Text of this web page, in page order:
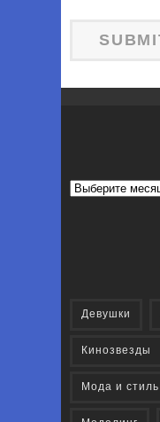
Архивы
Девушки
Кинозвезды
Мода и стиль